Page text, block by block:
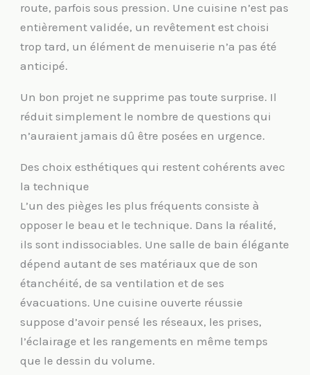
route, parfois sous pression. Une cuisine n’est pas
entièrement validée, un revêtement est choisi
trop tard, un élément de menuiserie n’a pas été
anticipé.
Un bon projet ne supprime pas toute surprise. Il
réduit simplement le nombre de questions qui
n’auraient jamais dû être posées en urgence.
Des choix esthétiques qui restent cohérents avec
la technique
L’un des pièges les plus fréquents consiste à
opposer le beau et le technique. Dans la réalité,
ils sont indissociables. Une salle de bain élégante
dépend autant de ses matériaux que de son
étanchéité, de sa ventilation et de ses
évacuations. Une cuisine ouverte réussie
suppose d’avoir pensé les réseaux, les prises,
l’éclairage et les rangements en même temps
que le dessin du volume.